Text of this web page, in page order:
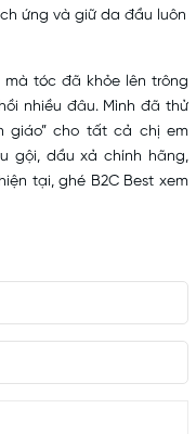
ứng và giữ da đầu luôn
tóc đã khỏe lên trông
nhiều đâu. Mình đã thử
giáo” cho tất cả chị em
gội, dầu xả chính hãng,
tại, ghé B2C Best xem